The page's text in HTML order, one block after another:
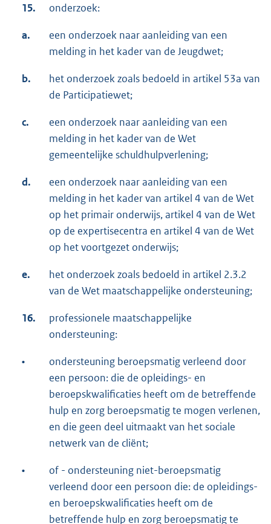
15. onderzoek:
a.
een onderzoek naar aanleiding van een
melding in het kader van de Jeugdwet;
b.
het onderzoek zoals bedoeld in artikel 53a van
de Participatiewet;
c.
een onderzoek naar aanleiding van een
melding in het kader van de Wet
gemeentelijke schuldhulpverlening;
d.
een onderzoek naar aanleiding van een
melding in het kader van artikel 4 van de Wet
op het primair onderwijs, artikel 4 van de Wet
op de expertisecentra en artikel 4 van de Wet
op het voortgezet onderwijs;
e.
het onderzoek zoals bedoeld in artikel 2.3.2
van de Wet maatschappelijke ondersteuning;
16.
professionele maatschappelijke
ondersteuning:
•
ondersteuning beroepsmatig verleend door
een persoon: die de opleidings- en
beroepskwalificaties heeft om de betreffende
hulp en zorg beroepsmatig te mogen verlenen,
en die geen deel uitmaakt van het sociale
netwerk van de cliënt;
•
of - ondersteuning niet-beroepsmatig
verleend door een persoon die: de opleidings-
en beroepskwalificaties heeft om de
betreffende hulp en zorg beroepsmatig te